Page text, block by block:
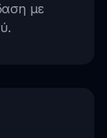
με